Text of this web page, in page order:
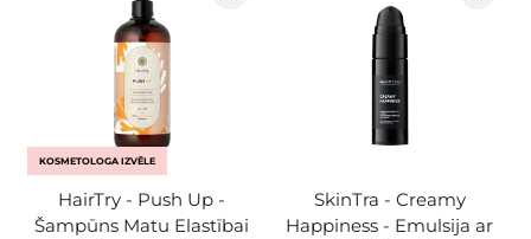
KOSMETOLOGA IZVĒLE
HairTry - Push Up -
Šampūns Matu Elastībai
SkinTra - Creamy
Happiness - Emulsija ar